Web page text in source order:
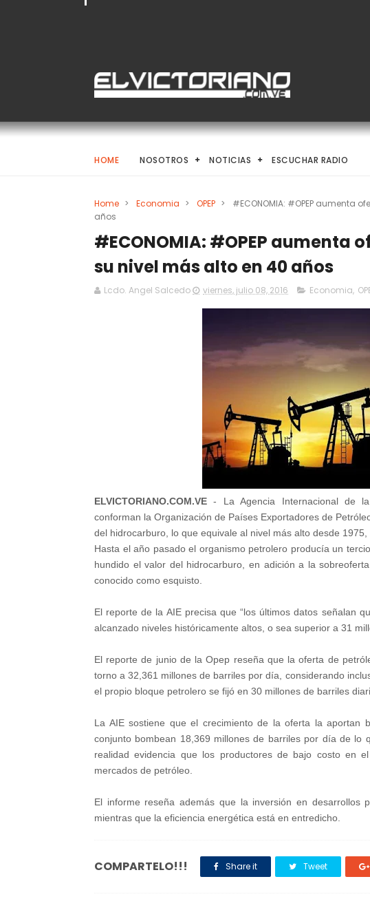
HOME NOSOTROS NOTICIAS ESCUCHAR RADIO
Home > Economia > OPEP >
#ECONOMIA: #OPEP aumenta
años
#ECONOMIA: #OPEP aumenta
su nivel más alto en 40 años
Lcdo. Angel Salcedo viernes, julio 08, 2016 Economia,
ELVICTORIANO.COM.VE - La Agencia Internacional de
conforman la Organización de Países Exportadores de
del hidrocarburo, lo que equivale al nivel más alto desde
Hasta el año pasado el organismo petrolero producía un
hundido el valor del hidrocarburo, en adición a la
conocido como esquisto.
El reporte de la AIE precisa que “los últimos datos señalan
alcanzado niveles históricamente altos, o sea superior a 31
El reporte de junio de la Opep reseña que la oferta de
torno a 32,361 millones de barriles por día, considerando
el propio bloque petrolero se fijó en 30 millones de barriles
La AIE sostiene que el crecimiento de la oferta la aportan
conjunto bombean 18,369 millones de barriles por día de lo
realidad evidencia que los productores de bajo costo en
mercados de petróleo.
El informe reseña además que la inversión en desarrollos
mientras que la eficiencia energética está en entredicho.
COMPARTELO!!! Share it Tweet